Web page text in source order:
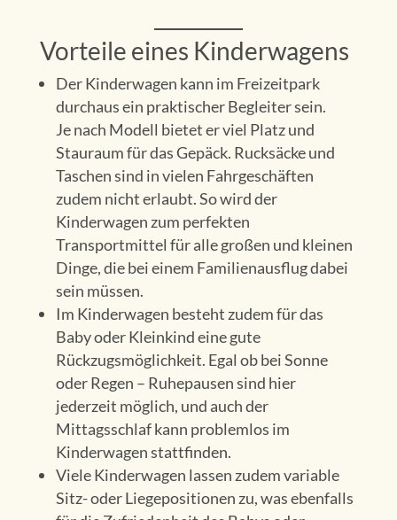
Vorteile eines Kinderwagens
Der Kinderwagen kann im Freizeitpark
durchaus ein praktischer Begleiter sein.
Je nach Modell bietet er viel Platz und
Stauraum für das Gepäck. Rucksäcke und
Taschen sind in vielen Fahrgeschäften
zudem nicht erlaubt. So wird der
Kinderwagen zum perfekten
Transportmittel für alle großen und kleinen
Dinge, die bei einem Familienausflug dabei
sein müssen.
Im Kinderwagen besteht zudem für das
Baby oder Kleinkind eine gute
Rückzugsmöglichkeit. Egal ob bei Sonne
oder Regen – Ruhepausen sind hier
jederzeit möglich, und auch der
Mittagsschlaf kann problemlos im
Kinderwagen stattfinden.
Viele Kinderwagen lassen zudem variable
Sitz- oder Liegepositionen zu, was ebenfalls